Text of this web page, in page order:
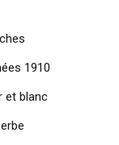
1910
et blanc